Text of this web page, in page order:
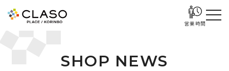
営業時間
SHOP NEWS